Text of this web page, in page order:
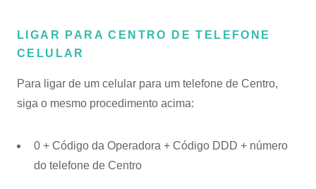
LIGAR PARA CENTRO DE TELEFONE
CELULAR
Para ligar de um celular para um telefone de Centro,
siga o mesmo procedimento acima:
0 + Código da Operadora + Código DDD + número
do telefone de Centro